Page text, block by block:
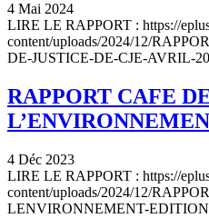
4 Mai 2024
LIRE LE RAPPORT : https://
content/uploads/2024/12/
DE-JUSTICE-DE-CJE-AVRIL-
RAPPORT CAFE
4 Déc 2023
LIRE LE RAPPORT : https://
content/uploads/2024/12/
LENVIRONNEMENT-